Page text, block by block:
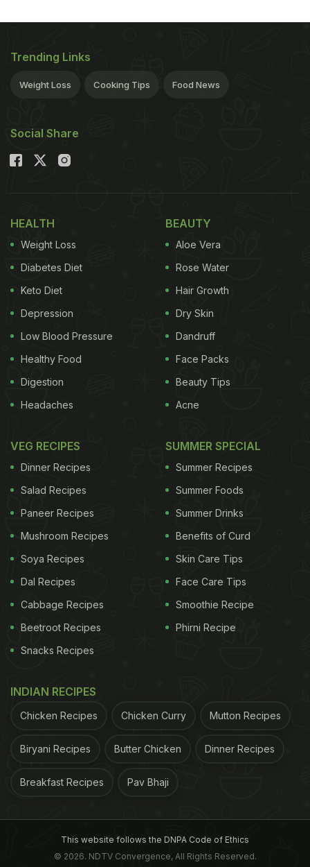
Trending Links
Weight Loss Cooking Tips Food News
Social Share
HEALTH
Weight Loss
Diabetes Diet
Keto Diet
Depression
Low Blood Pressure
Healthy Food
Digestion
Headaches
BEAUTY
Aloe Vera
Rose Water
Hair Growth
Dry Skin
Dandruff
Face Packs
Beauty Tips
Acne
VEG RECIPES
Dinner Recipes
Salad Recipes
Paneer Recipes
Mushroom Recipes
Soya Recipes
Dal Recipes
Cabbage Recipes
Beetroot Recipes
Snacks Recipes
SUMMER SPECIAL
Summer Recipes
Summer Foods
Summer Drinks
Benefits of Curd
Skin Care Tips
Face Care Tips
Smoothie Recipe
Phirni Recipe
INDIAN RECIPES
Chicken Recipes Chicken Curry Mutton Recipes
Biryani Recipes Butter Chicken Dinner Recipes
Breakfast Recipes Pav Bhaji
This website follows the DNPA Code of Ethics
© 2026. NDTV Convergence, All Rights Reserved.